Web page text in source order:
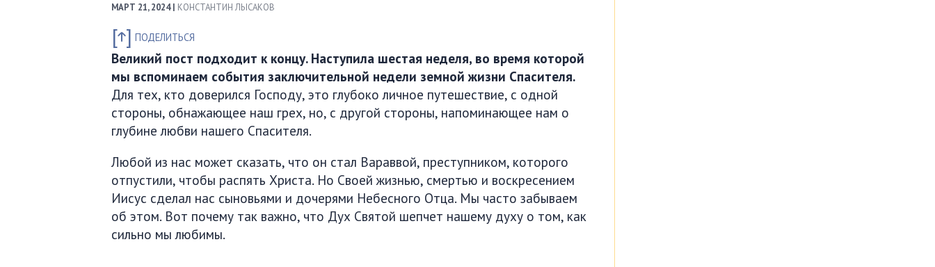
МАРТ 21, 2024 | КОНСТАНТИН ЛЫСАКОВ
ПОДЕЛИТЬСЯ
Великий пост подходит к концу. Наступила шестая неделя, во время которой
мы вспоминаем события заключительной недели земной жизни Спасителя.
Для тех, кто доверился Господу, это глубоко личное путешествие, с одной
стороны, обнажающее наш грех, но, с другой стороны, напоминающее нам о
глубине любви нашего Спасителя.
Любой из нас может сказать, что он стал Вараввой, преступником, которого
отпустили, чтобы распять Христа. Но Своей жизнью, смертью и воскресением
Иисус сделал нас сыновьями и дочерями Небесного Отца. Мы часто забываем
об этом. Вот почему так важно, что Дух Святой шепчет нашему духу о том, как
сильно мы любимы.